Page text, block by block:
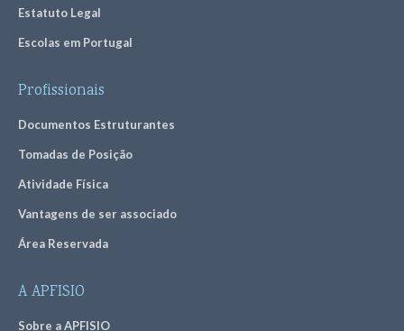
Estatuto Legal
Escolas em Portugal
Profissionais
Documentos Estruturantes
Tomadas de Posição
Atividade Física
Vantagens de ser associado
Área Reservada
A APFISIO
Sobre a APFISIO